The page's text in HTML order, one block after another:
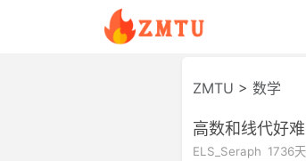
ZMTU > 数学
高数和线代好
ELS_Seraph 1736